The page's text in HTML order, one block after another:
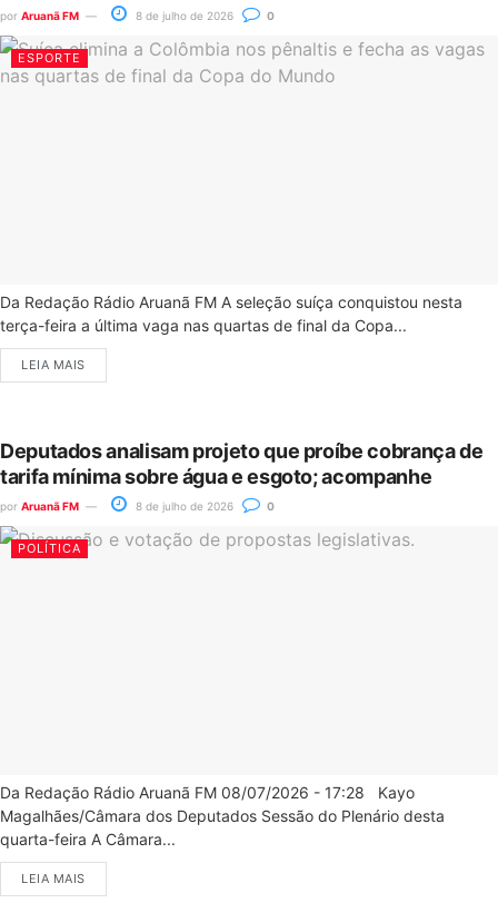
por Aruanã FM 8 de julho de 2026 0
ESPORTE
Da Redação Rádio Aruanã FM A seleção suíça conquistou nesta
terça-feira a última vaga nas quartas de final da Copa...
LEIA MAIS
Deputados analisam projeto que proíbe cobrança de
tarifa mínima sobre água e esgoto; acompanhe
por Aruanã FM 8 de julho de 2026 0
POLÍTICA
Da Redação Rádio Aruanã FM 08/07/2026 - 17:28 Kayo
Magalhães/Câmara dos Deputados Sessão do Plenário desta
quarta-feira A Câmara...
LEIA MAIS